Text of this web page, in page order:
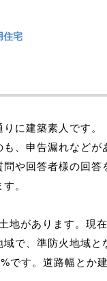
住宅
に建築素人です。
、申告漏れなどが
問や回答者様の回
。
地があります。現
で、準防火地域と
です。道路幅とか